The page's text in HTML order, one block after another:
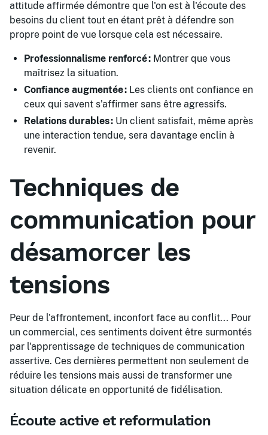
attitude affirmée démontre que l'on est à l'écoute des
besoins du client tout en étant prêt à défendre son
propre point de vue lorsque cela est nécessaire.
Professionnalisme renforcé : Montrer que vous
maîtrisez la situation.
Confiance augmentée : Les clients ont confiance en
ceux qui savent s'affirmer sans être agressifs.
Relations durables : Un client satisfait, même après
une interaction tendue, sera davantage enclin à
revenir.
Techniques de
communication pour
désamorcer les
tensions
Peur de l'affrontement, inconfort face au conflit... Pour
un commercial, ces sentiments doivent être surmontés
par l'apprentissage de techniques de communication
assertive. Ces dernières permettent non seulement de
réduire les tensions mais aussi de transformer une
situation délicate en opportunité de fidélisation.
Écoute active et reformulation